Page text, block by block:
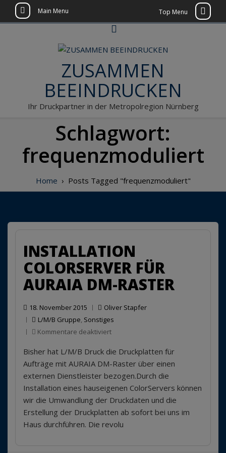
Main Menu Top Menu
ZUSAMMEN
BEEINDRUCKEN
Ihr Druckpartner in der Metropolregion Nürnberg
Schlagwort:
frequenzmoduliert
Home › Posts Tagged "frequenzmoduliert"
INSTALLATION
COLORSERVER FÜR
AURAIA DM-RASTER
18. November 2015
Oliver Stapfer
L/M/B Gruppe, Sonstiges
Kommentare deaktiviertfür
ColorServer
für
DM-
Raster
Bisher hat L/M/B Druck die Druckplatten für
Aufträge mit AURAIA DM-Raster über einen
externen Dienstleister bezogen.Durch die
Installation eines hauseigenen ColorServers können
wir die Umwandlung der Druckdaten und die
Erstellung der Druckplatten ab sofort bei uns im
Haus durchführen. Die revolu